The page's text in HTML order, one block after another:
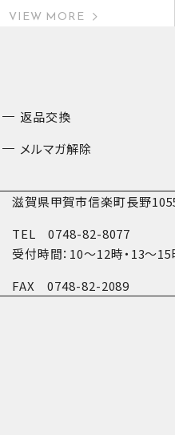
VIEW MORE
返品交換
メルマガ解除
滋賀県甲賀市信楽町長野
TEL0748-82-8077
受付時間：10〜12時・13〜15
FAX0748-82-2089